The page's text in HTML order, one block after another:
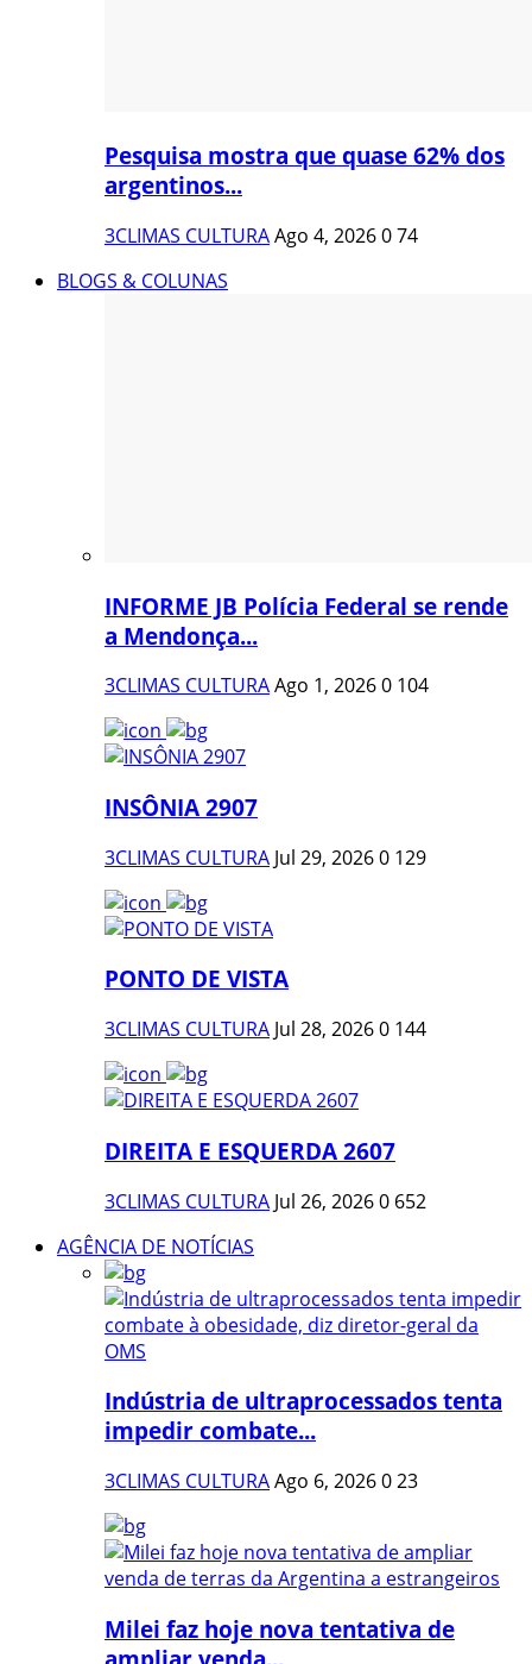
Pesquisa mostra que quase 62% dos
argentinos...
3CLIMAS CULTURAAgo 4, 2026074
BLOGS & COLUNAS
INFORME JB Polícia Federal se rende
a Mendonça...
3CLIMAS CULTURAAgo 1, 20260 104
INSÔNIA 2907
3CLIMAS CULTURA Jul 29, 20260 129
PONTO DE VISTA
3CLIMAS CULTURA Jul 28, 20260 144
DIREITA E ESQUERDA 2607
3CLIMAS CULTURA Jul 26, 20260 652
AGÊNCIA DE NOTÍCIAS
Indústria de ultraprocessados tenta
impedir combate...
3CLIMAS CULTURAAgo 6, 2026023
Milei faz hoje nova tentativa de